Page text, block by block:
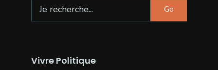
for:
Go
Vivre Politique